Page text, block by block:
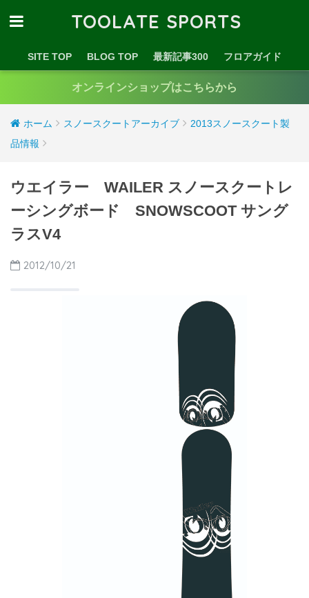
TOOLATE SPORTS
SITE TOP BLOG TOP 最新記事300 フロアガイド
オンラインショップはこちらから
ホーム スノースクートアーカイブ
2013スノースクート製
品情報
ウエイラー WAILER スノースクートレ
ーシングボード SNOWSCOOT サング
ラスV4
2012/10/21